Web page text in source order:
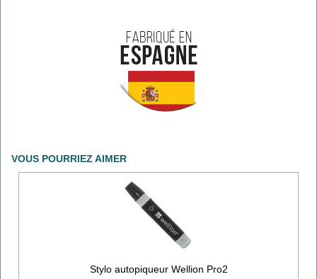
VOUS POURRIEZ AIMER
Stylo autopiqueur Wellion Pro2